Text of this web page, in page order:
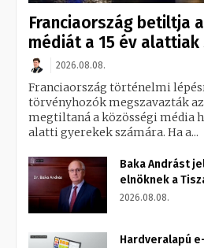
Franciaország betiltja
médiát a 15 év alattiak
2026.08.08.
Franciaország történelmi
törvényhozók megszavazták
megtiltaná a közösségi média
alatti gyerekek számára. Ha a...
Baka Andrást
elnöknek a
2026.08.08.
Hardveralapú